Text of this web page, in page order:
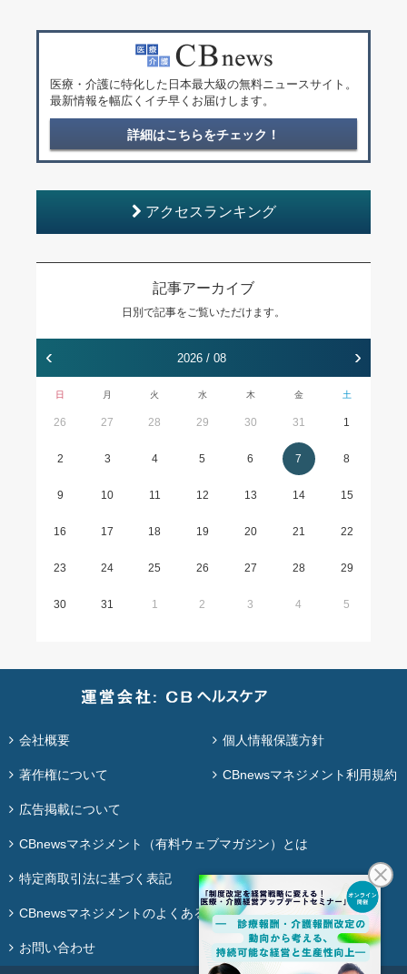
医療・介護に特化した日本最大級の無料ニュースサイト。
最新情報を幅広くイチ早くお届けします。
詳細はこちらをチェック！
アクセスランキング
記事アーカイブ
日別で記事をご覧いただけます。
‹ 2026 / 08 ›
日 月 火 水 木 金 土
26 27 28 29 30 31 1
2 3 4 5 6 7 8
9 10 11 12 13 14 15
16 17 18 19 20 21 22
23 24 25 26 27 28 29
30 31 1 2 3 4 5
会社概要 個人情報保護方針
著作権について CBnewsマネジメント利用規約
広告掲載について
CBnewsマネジメント（有料ウェブマガジン）とは
特定商取引法に基づく表記
CBnewsマネジメントのよくある質問
お問い合わせ